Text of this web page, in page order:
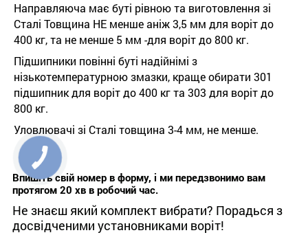
Направляюча має буті рівною та виготовлення зі
Сталі Товщина НЕ менше аніж 3,5 мм для воріт до
400 кг, та не менше 5 мм -для воріт до 800 кг.
Підшипники повінні буті надійнімі з
нізькотемпературною змазки, краще обирати 301
підшипник для воріт до 400 кг та 303 для воріт до
800 кг.
Уловлювачі зі Сталі товщина 3-4 мм, не менше.
Впишіть свій номер в форму, і ми передзвонимо вам
протягом 20 хв в робочий час.
Не знаєш який комплект вибрати? Порадься з
досвідченими установниками воріт!